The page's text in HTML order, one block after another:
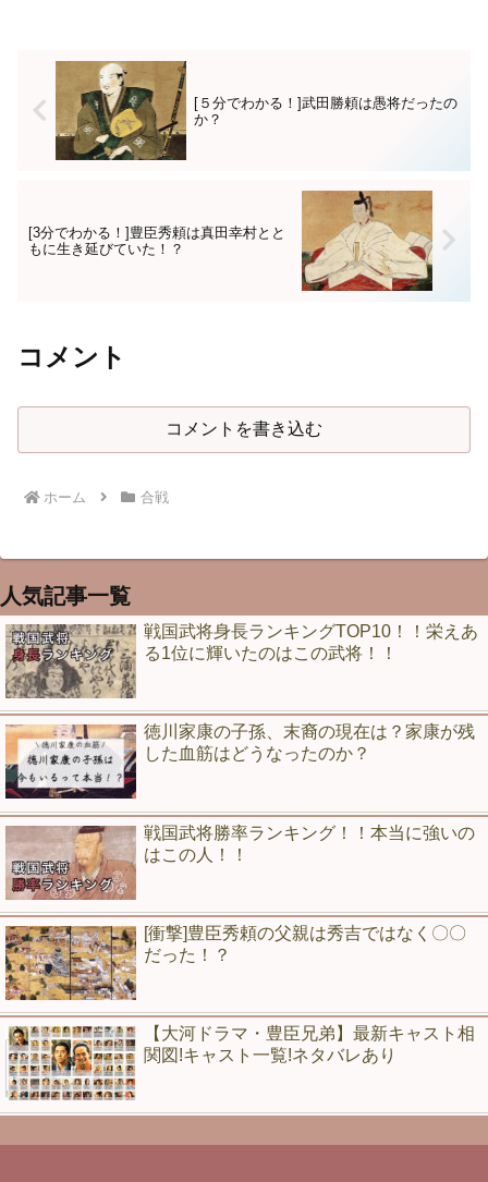
[５分でわかる！]武田勝頼は愚将だったの
か？
[3分でわかる！]豊臣秀頼は真田幸村とと
もに生き延びていた！？
コメント
コメントを書き込む
ホーム 合戦
人気記事一覧
戦国武将身長ランキングTOP10！！栄えあ
る1位に輝いたのはこの武将！！
徳川家康の子孫、末裔の現在は？家康が残
した血筋はどうなったのか？
戦国武将勝率ランキング！！本当に強いの
はこの人！！
[衝撃]豊臣秀頼の父親は秀吉ではなく〇〇
だった！？
【大河ドラマ・豊臣兄弟】最新キャスト相
関図!キャスト一覧!ネタバレあり